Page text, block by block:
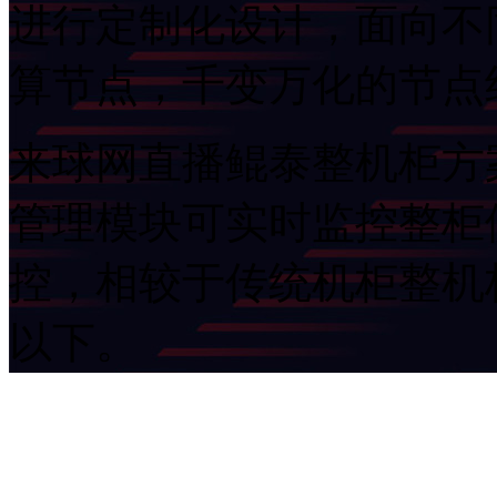
进行定制化设计，面
算节点，千变万化的
来球网直播鲲泰整机柜方
管理模块可实时监控整柜
控，相较于传统机柜整